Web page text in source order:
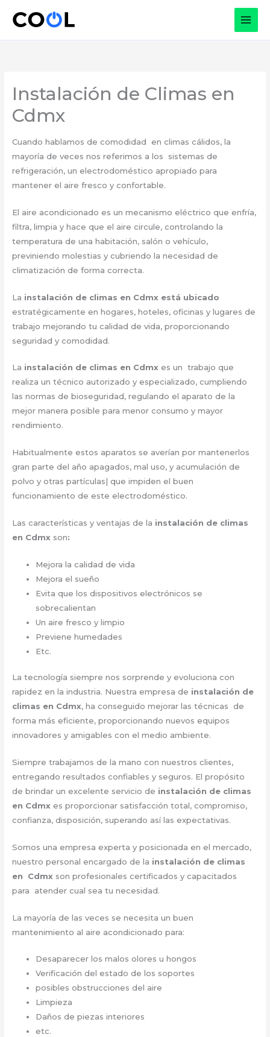
Instalación de Climas en
Cdmx
Cuando hablamos de comodidad en climas cálidos, la
mayoría de veces nos referimos a los sistemas de
refrigeración, un electrodoméstico apropiado para
mantener el aire fresco y confortable.
El aire acondicionado es un mecanismo eléctrico que enfría,
filtra, limpia y hace que el aire circule, controlando la
temperatura de una habitación, salón o vehículo,
previniendo molestias y cubriendo la necesidad de
climatización de forma correcta.
La instalación de climas en Cdmx está ubicado
estratégicamente en hogares, hoteles, oficinas y lugares de
trabajo mejorando tu calidad de vida, proporcionando
seguridad y comodidad.
La instalación de climas en Cdmx es un trabajo que
realiza un técnico autorizado y especializado, cumpliendo
las normas de bioseguridad, regulando el aparato de la
mejor manera posible para menor consumo y mayor
rendimiento.
Habitualmente estos aparatos se averían por mantenerlos
gran parte del año apagados, mal uso, y acumulación de
polvo y otras partículas| que impiden el buen
funcionamiento de este electrodoméstico.
Las características y ventajas de la instalación de climas
en Cdmx son:
Mejora la calidad de vida
Mejora el sueño
Evita que los dispositivos electrónicos se
sobrecalientan
Un aire fresco y limpio
Previene humedades
Etc.
La tecnología siempre nos sorprende y evoluciona con
rapidez en la industria. Nuestra empresa de instalación de
climas en Cdmx, ha conseguido mejorar las técnicas de
forma más eficiente, proporcionando nuevos equipos
innovadores y amigables con el medio ambiente.
Siempre trabajamos de la mano con nuestros clientes,
entregando resultados confiables y seguros. El propósito
de brindar un excelente servicio de instalación de climas
en Cdmx es proporcionar satisfacción total, compromiso,
confianza, disposición, superando así las expectativas.
Somos una empresa experta y posicionada en el mercado,
nuestro personal encargado de la instalación de climas
en Cdmx son profesionales certificados y capacitados
para atender cual sea tu necesidad.
La mayoría de las veces se necesita un buen
mantenimiento al aire acondicionado para:
Desaparecer los malos olores u hongos
Verificación del estado de los soportes
posibles obstrucciones del aire
Limpieza
Daños de piezas interiores
etc.